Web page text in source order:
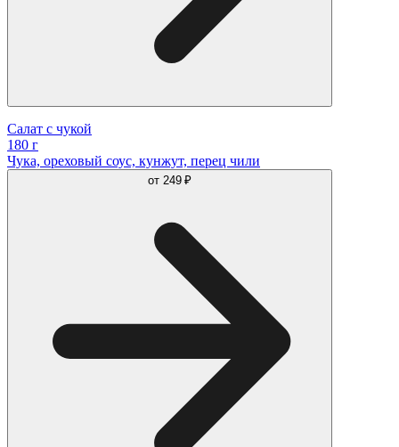
Салат с чукой
180 г
Чука, ореховый соус, кунжут, перец чили
от 249 ₽